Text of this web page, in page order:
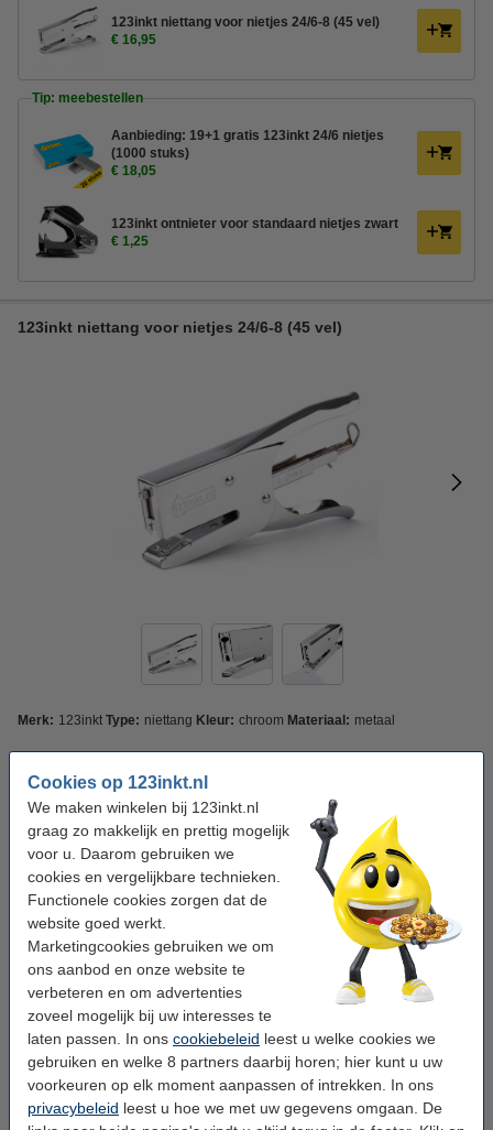
Cookies op 123inkt.nl
We maken winkelen bij 123inkt.nl
graag zo makkelijk en prettig mogelijk
voor u. Daarom gebruiken we
cookies en vergelijkbare technieken.
Functionele cookies zorgen dat de
website goed werkt.
Marketingcookies gebruiken we om
ons aanbod en onze website te
verbeteren en om advertenties
zoveel mogelijk bij uw interesses te
laten passen. In ons cookiebeleid leest u welke cookies we
gebruiken en welke 8 partners daarbij horen; hier kunt u uw
voorkeuren op elk moment aanpassen of intrekken. In ons
privacybeleid leest u hoe we met uw gegevens omgaan. De
123inkt niettang voor nietjes 24/6-8 (45 vel)
€ 16,95
Tip: meebestellen
Aanbieding: 19+1 gratis 123inkt 24/6 nietjes
(1000 stuks)
€ 18,05
123inkt ontnieter voor standaard nietjes zwart
€ 1,25
123inkt niettang voor nietjes 24/6-8 (45 vel)
Merk: 123inkt Type: niettang Kleur: chroom Materiaal: metaal
Aantal:1 stuk
1 stuk 3 stuks
Bekijk de specificaties en omschrijving
Bespaar bijna30%met ons huismerk
Direct leverbaar
Maandag in huis
€ 16,95
Winstpakker!
Aanbieding: 3x 123inkt niettang voor nietjes
24/6-8 (45 vel)
€ 46,95